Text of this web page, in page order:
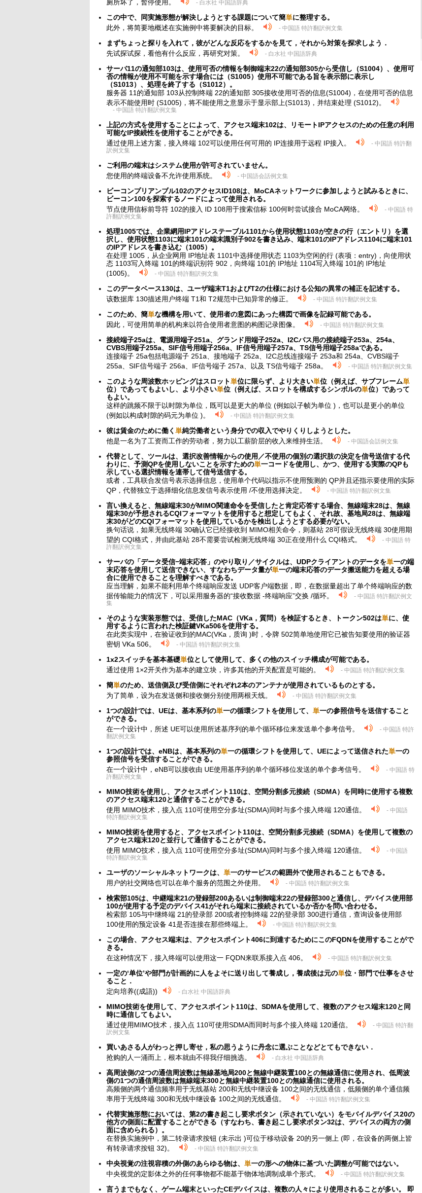
厕所坏了，暂停使用。
- 白水社 中国語辞典
この中で、同実施形態が解決しようとする課題について簡単に整理する。
此外，将简要地概述在实施例中将要解决的目标。
- 中国語 特許翻訳例文集
まずちょっと探りを入れて，彼がどんな反応をするかを見て，それから対策を探求しよう．
先试探试探，看他有什么反应，再研究对策。
- 白水社 中国語辞典
サーバ11の通知部103は、使用可否の情報を制御端末22の通知部305から受信し（S1004）、使用可
否の情報が使用不可能を示す場合には（S1005）使用不可能である旨を表示部に表示し
（S1013）、処理を終了する（S1012）。
服务器 11的通知部 103从控制终端 22的通知部 305接收使用可否的信息(S1004)，在使用可否的信息
表示不能使用时 (S1005)，将不能使用之意显示于显示部上(S1013)，并结束处理 (S1012)。
- 中国語 特許翻訳例文集
上記の方式を使用することによって、アクセス端末102は、リモートIPアクセスのための任意の利用
可能なIP接続性を使用することができる。
通过使用上述方案，接入终端 102可以使用任何可用的 IP连接用于远程 IP接入。
- 中国語 特許翻
訳例文集
ご利用の端末はシステム使用が許可されていません。
您使用的终端设备不允许使用系统。
- 中国語会話例文集
ビーコンプリアンブル102のアクセスID108は、MoCAネットワークに参加しようと試みるときに、
ビーコン100を探索するノードによって使用される。
节点使用信标前导符 102的接入 ID 108用于搜索信标 100何时尝试接合 MoCA网络。
- 中国語 特
許翻訳例文集
処理1005では、企業網用IPアドレステーブル1101から使用状態1103が空きの行（エントリ）を選
択し、使用状態1103に端末101の端末識別子902を書き込み、端末101のIPアドレス1104に端末101
のIPアドレスを書き込む（1005）。
在处理 1005，从企业网用 IP地址表 1101中选择使用状态 1103为空闲的行 (表项：entry)，向使用状
态 1103写入终端 101的终端识别符 902，向终端 101的 IP地址 1104写入终端 101的 IP地址
(1005)。
- 中国語 特許翻訳例文集
このデータベース130は、ユーザ端末T1およびT2の仕様における公知の異常の補正を記述する。
该数据库 130描述用户终端 T1和 T2规范中已知异常的修正。
- 中国語 特許翻訳例文集
このため、簡単な機構を用いて、使用者の意図にあった構図で画像を記録可能である。
因此，可使用简单的机构来以符合使用者意图的构图记录图像。
- 中国語 特許翻訳例文集
接続端子25aは、電源用端子251a、グランド用端子252a、I2Cバス用の接続端子253a、254a、
CVBS用端子255a、SIF信号用端子256a、IF信号用端子257a、TS信号用端子258aである。
连接端子 25a包括电源端子 251a、接地端子 252a、I2C总线连接端子 253a和 254a、CVBS端子
255a、SIF信号端子 256a、IF信号端子 257a、以及 TS信号端子 258a。
- 中国語 特許翻訳例文集
このような周波数ホッピングはスロット単位に限らず、より大きい単位（例えば、サブフレーム単
位）であってもよいし、より小さい単位（例えば、スロットを構成するシンボルの単位）であって
もよい。
这样的跳频不限于以时隙为单位，既可以是更大的单位 (例如以子帧为单位 )，也可以是更小的单位
(例如以构成时隙的码元为单位 )。
- 中国語 特許翻訳例文集
彼は賃金のために働く 単純労働者という身分での収入でやりくりしようとした。
他是一名为了工资而工作的劳动者，努力以工薪阶层的收入来维持生活。
- 中国語会話例文集
代替として、ツールは、選択改善情報からの使用／不使用の個別の選択肢の決定を信号送信する代
わりに、予測QPを使用しないことを示すための単一コードを使用し、かつ、使用する実際のQPも
示している選択情報を連帯して信号送信する。
或者，工具联合发信号表示选择信息，使用单个代码以指示不使用预测的 QP并且还指示要使用的实际
QP，代替独立于选择细化信息发信号表示使用 /不使用选择决定。
- 中国語 特許翻訳例文集
言い換えると、無線端末30がMIMO関連命令を受信したと肯定応答する場合、無線端末28は、無線
端末30が予想されるCQIフォーマットを使用すると想定してもよく、それ故、基地局28は、無線端
末30がどのCQIフォーマットを使用しているかを検出しようとする必要がない。
换句话说，如果无线终端 30确认它已经接收到 MIMO相关命令，则基站 28可假设无线终端 30使用期
望的 CQI格式，并由此基站 28不需要尝试检测无线终端 30正在使用什么 CQI格式。
- 中国語 特
許翻訳例文集
サーバの「データ受信−端末応答」のやり取り／サイクルは、UDPクライアントのデータを単一の端
末応答を使用して送信できない、すなわちデータ量が単一の端末応答のデータ搬送能力を超える場
合に使用できることを理解すべきである。
应当理解，如果不能利用单个终端响应发送 UDP客户端数据，即，在数据量超出了单个终端响应的数
据传输能力的情况下，可以采用服务器的“接收数据 -终端响应”交换 /循环。
- 中国語 特許翻訳例文
集
そのような実装形態では、受信したMAC（VKa，質問）を検証するとき、トークン502は単に、使
用するように言われた検証鍵VKa506を使用する。
在此类实现中，在验证收到的MAC(VKa，质询 )时，令牌 502简单地使用它已被告知要使用的验证器
密钥 VKa 506。
- 中国語 特許翻訳例文集
1x2スイッチを基本基礎単位として使用して、多くの他のスイッチ構成が可能である。
通过使用 1×2开关作为基本的建立块，许多其他的开关配置是可能的。
- 中国語 特許翻訳例文集
簡単のため、送信側及び受信側にそれぞれ2本のアンテナが使用されているものとする。
为了简单，设为在发送侧和接收侧分别使用两根天线。
- 中国語 特許翻訳例文集
1つの設計では、UEは、基本系列の単一の循環シフトを使用して、 単一の参照信号を送信すること
ができる。
在一个设计中，所述 UE可以使用所述基序列的单个循环移位来发送单个参考信号。
- 中国語 特許
翻訳例文集
1つの設計では、eNBは、基本系列の単一の循環シフトを使用して、UEによって送信された単一の
参照信号を受信することができる。
在一个设计中，eNB可以接收由 UE使用基序列的单个循环移位发送的单个参考信号。
- 中国語 特
許翻訳例文集
MIMO技術を使用し、アクセスポイント110は、空間分割多元接続（SDMA）を同時に使用する複数
のアクセス端末120と通信することができる。
使用 MIMO技术，接入点 110可使用空分多址(SDMA)同时与多个接入终端 120通信。
- 中国語
特許翻訳例文集
MIMO技術を使用すると、アクセスポイント110は、空間分割多元接続（SDMA）を使用して複数の
アクセス端末120と並行して通信することができる。
使用 MIMO技术，接入点 110可使用空分多址(SDMA)同时与多个接入终端 120通信。
- 中国語
特許翻訳例文集
ユーザのソーシャルネットワークは、 単一のサービスの範囲外で使用されることもできる。
用户的社交网络也可以在单个服务的范围之外使用。
- 中国語 特許翻訳例文集
検索部105は、中継端末21の登録部200あるいは制御端末22の登録部300と通信し、デバイス使用部
100が使用する予定のデバイス41がそれら端末に接続されているか否かを問い合わせる。
检索部 105与中继终端 21的登录部 200或者控制终端 22的登录部 300进行通信，查询设备使用部
100使用的预定设备 41是否连接在那些终端上。
- 中国語 特許翻訳例文集
この場合、アクセス端末は、アクセスポイント406に到達するためにこのFQDNを使用することがで
きる。
在这种情况下，接入终端可以使用这一 FQDN来联系接入点 406。
- 中国語 特許翻訳例文集
一定の‘单位’や部門が計画的に人をよそに送り出して養成し，養成後は元の単位・部門で仕事をさせ
ること．
定向培养((成語))
- 白水社 中国語辞典
MIMO技術を使用して、アクセスポイント110は、SDMAを使用して、複数のアクセス端末120と同
時に通信してもよい。
通过使用MIMO技术，接入点 110可使用SDMA而同时与多个接入终端 120通信。
- 中国語 特許翻
訳例文集
買いあさる人がわっと押し寄せ，私の思うように丹念に選ぶことなどとてもできない．
抢购的人一涌而上，根本就由不得我仔细挑选。
- 白水社 中国語辞典
高周波側の2つの通信周波数は無線基地局200と無線中継装置100との無線通信に使用され、低周波
側の1つの通信周波数は無線端末300と無線中継装置100との無線通信に使用される。
高频侧的两个通信频率用于无线基站 200和无线中继设备 100之间的无线通信，低频侧的单个通信频
率用于无线终端 300和无线中继设备 100之间的无线通信。
- 中国語 特許翻訳例文集
代替実施形態においては、第2の書き起こし要求ボタン（示されていない）をモバイルデバイス20の
他方の側面に配置することができる（すなわち、書き起こし要求ボタン32は、デバイスの両方の側
面に含められる）。
在替换实施例中，第二转录请求按钮 (未示出 )可位于移动设备 20的另一侧上 (即，在设备的两侧上皆
有转录请求按钮 32)。
- 中国語 特許翻訳例文集
中央視覚の注視容積の外側のあらゆる物は、 単一の形への物体に基づいた調整が可能ではない。
中央视觉的定影体之外的任何事物都不能基于物体地调制成单个形式。
- 中国語 特許翻訳例文集
言うまでもなく、ゲーム端末といったCEデバイスは、複数の人々により使用されることが多い。 即